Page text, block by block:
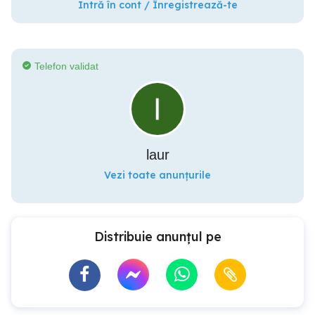
Intră în cont / Înregistrează-te
Telefon validat
laur
Vezi toate anunțurile
Distribuie anunțul pe